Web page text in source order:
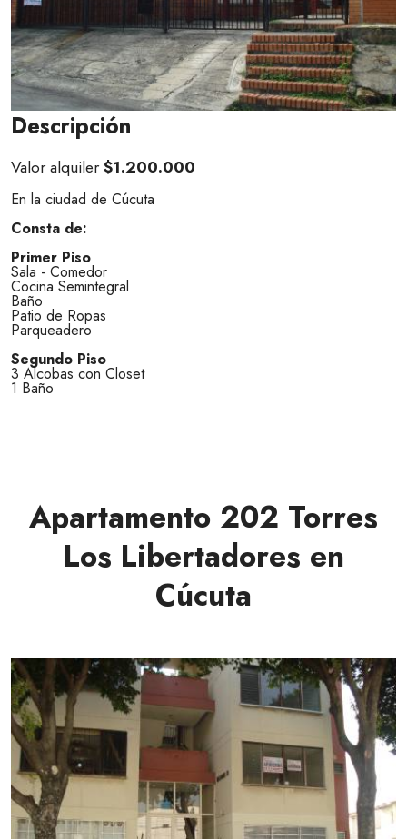
Descripción
Valor alquiler$1.200.000
En la ciudad de Cúcuta
Consta de:
Primer Piso
Sala - Comedor
Cocina Semintegral
Baño
Patio de Ropas
Parqueadero
Segundo Piso
3 Alcobas con Closet
1 Baño
Apartamento 202 Torres
Los Libertadores en
Cúcuta